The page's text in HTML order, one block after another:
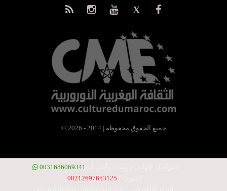
© جميع الحقوق محفوظة | 2014 - 2026
0031686069341
00212697653125